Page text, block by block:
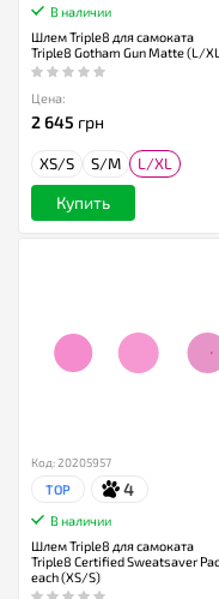
В наличии
Шлем Triple8 для самоката
Triple8 Gotham Gun Matte (L/
Цена:
2 645 грн
XS/S S/M L/XL
Купить
Код: 20205957
TOP 4
В наличии
Шлем Triple8 для самоката
Triple8 Certified Sweatsaver
each (XS/S)